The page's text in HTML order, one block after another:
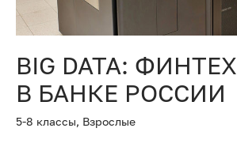
BIG DATA: ФИНТЕХ
В БАНКЕ РОССИИ
5-8 классы, Взрослые